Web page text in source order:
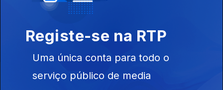
Instale a aplicaçãoRTP Play
Registe-se na RTP
Uma única conta para todo o
serviço público de media